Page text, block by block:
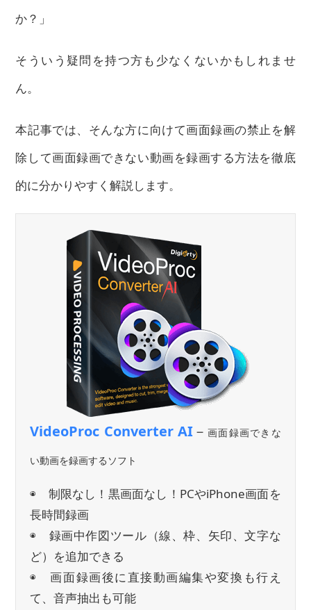
か？」
そういう疑問を持つ方も少なくないかもしれませ
ん。
本記事では、そんな方に向けて画面録画の禁止を解
除して画面録画できない動画を録画する方法を徹底
的に分かりやすく解説します。
VideoProc Converter AI－ 画面録画できな
い動画を録画するソフト
◉ 制限なし！黒画面なし！PCやiPhone画面を
長時間録画
◉ 録画中作図ツール（線、枠、矢印、文字な
ど）を追加できる
◉ 画面録画後に直接動画編集や変換も行え
て、音声抽出も可能